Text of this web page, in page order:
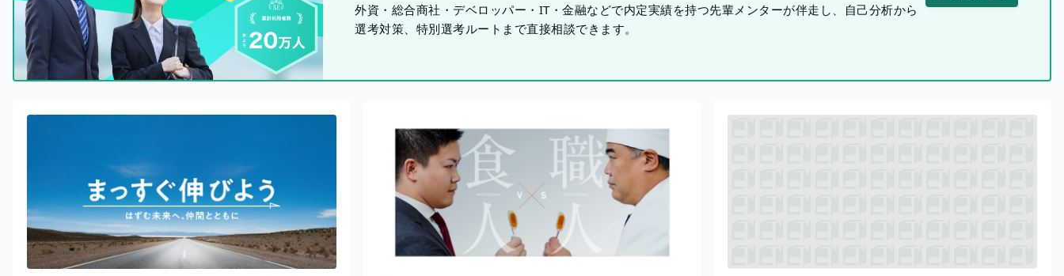
外資・総合商社・デベロッパー・IT・金融などで内定実績を持つ先輩メンターが伴走し、自己分析から
選考対策、特別選考ルートまで直接相談できます。